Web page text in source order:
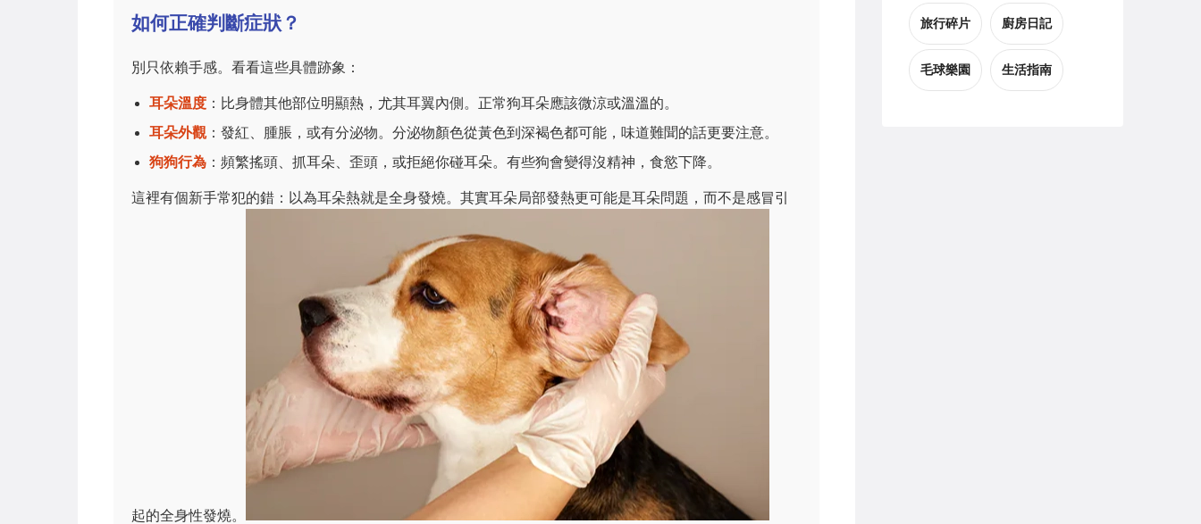
如何正確判斷症狀？
別只依賴手感。看看這些具體跡象：
耳朵溫度 ：比身體其他部位明顯熱，尤其耳翼內側。正常狗耳朵應該微涼或溫溫的。
耳朵外觀：發紅、腫脹，或有分泌物。分泌物顏色從黃色到深褐色都可能，味道難聞的話更要注意。
狗狗行為 ：頻繁搖頭、抓耳朵、歪頭，或拒絕你碰耳朵。有些狗會變得沒精神，食慾下降。
這裡有個新手常犯的錯：以為耳朵熱就是全身發燒。其實耳朵局部發熱更可能是耳朵問題，而不是感冒引
起的全身性發燒。
旅行碎片 廚房日記
毛球樂園 生活指南